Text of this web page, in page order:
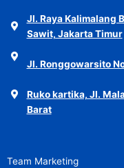
Jl. Raya Kalimalang
Sawit, Jakarta Timur
Jl. Ronggowarsito
Ruko kartika, Jl.
Barat
Team Marketing